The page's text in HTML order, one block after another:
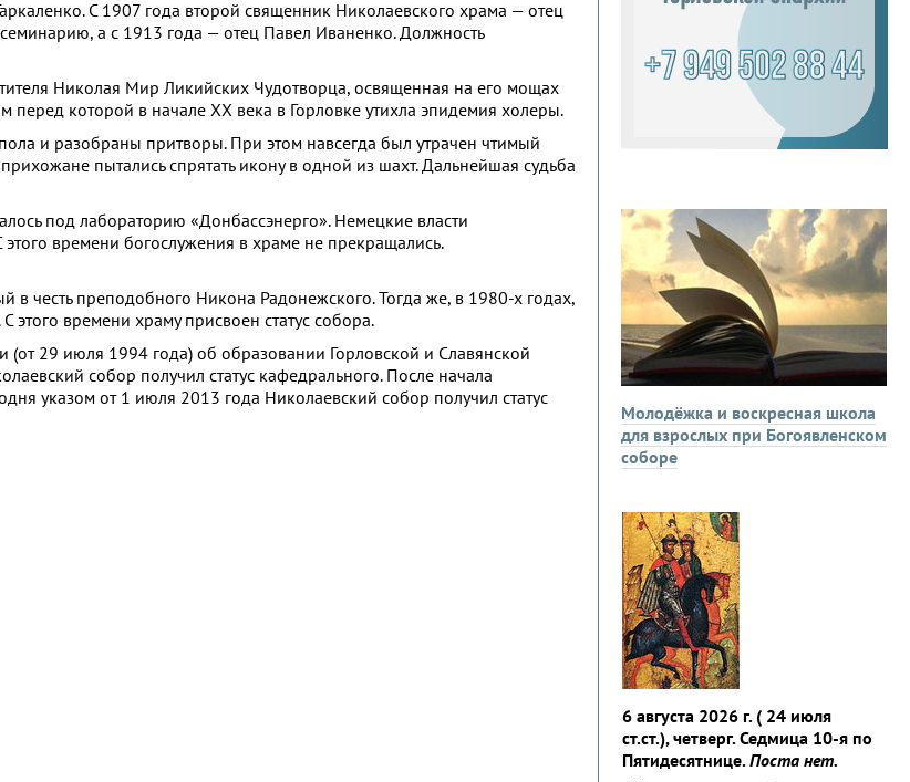
С 1907 года второй священник Николаевского храма — отец
а с 1913 года — отец Павел Иваненко. Должность
Николая Мир Ликийских Чудотворца, освященная на его мощах
которой в начале ХХ века в Горловке утихла эпидемия холеры.
и разобраны притворы. При этом навсегда был утрачен чтимый
пытались спрятать икону в одной из шахт. Дальнейшая судьба
под лабораторию «Донбассэнерго». Немецкие власти
времени богослужения в храме не прекращались.
честь преподобного Никона Радонежского. Тогда же, в 1980-х годах,
времени храму присвоен статус собора.
29 июля 1994 года) об образовании Горловской и Славянской
собор получил статус кафедрального. После начала
указом от 1 июля 2013 года Николаевский собор получил статус
Молодёжка и воскресная школа
для взрослых при Богоявленском
соборе
6 августа 2026 г. ( 24 июля
ст.ст.), четверг. Седмица 10-я по
Пятидесятнице.Поста нет.